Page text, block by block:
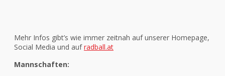
Mehr Infos gibt’s wie immer zeitnah auf unserer Homepage,
Social Media und aufradball.at
Mannschaften: